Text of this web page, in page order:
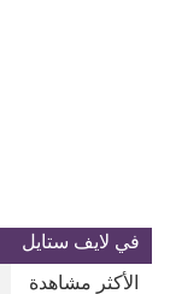
في لايف ستايل
الأكثر مشاهدة